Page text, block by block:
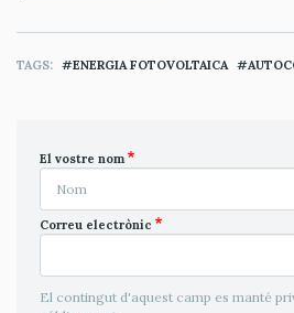
TAGS ENERGIA FOTOVOLTAICA
El vostre nom
Correu electrònic
El contingut d'aquest camp es manté